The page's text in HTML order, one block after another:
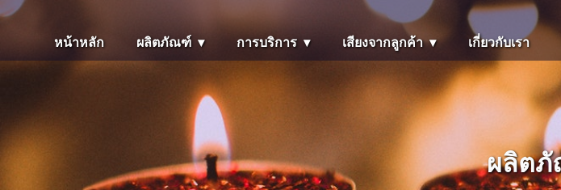
หน้าหลัก ผลิตภัณฑ์ การบริการ เสียงจากลูกค้า เกี่ยวกับเรา
ผลิต